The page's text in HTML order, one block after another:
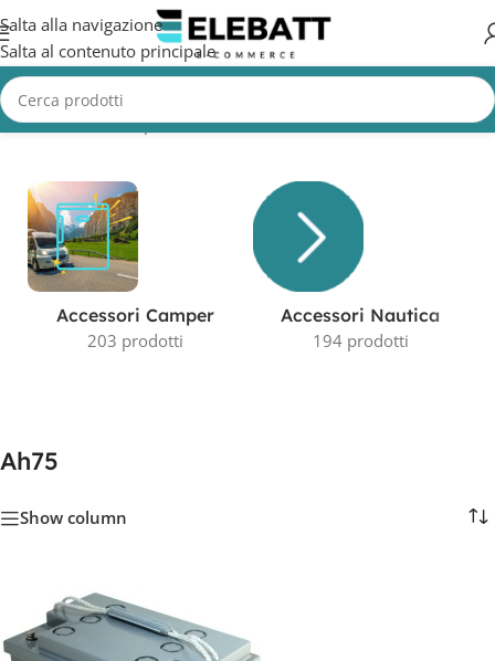
Salta alla navigazione
Salta al contenuto principale
Home/Prodotto Capacità in AH/Ah75Visualizzazione del risultato
Accessori Camper
203 prodotti
Accessori Nautica
194 prodotti
Ah75
Show column